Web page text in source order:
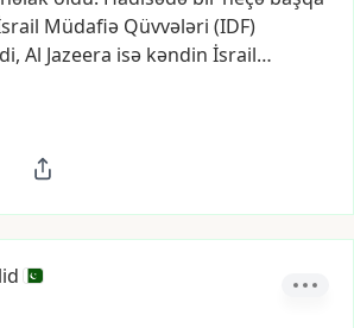
Müdafiə Qüvvələri (IDF)
Al Jazeera isə kəndin İsrail…